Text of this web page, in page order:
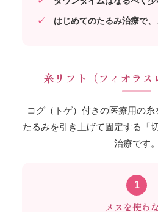
はじめてのたるみ治療で
糸リフト（フィオラス
コグ（トゲ）付きの医療用の糸
たるみを引き上げて固定する「
治療です。
1
メスを使わ